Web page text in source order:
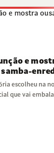
e
escolheu na
que vai